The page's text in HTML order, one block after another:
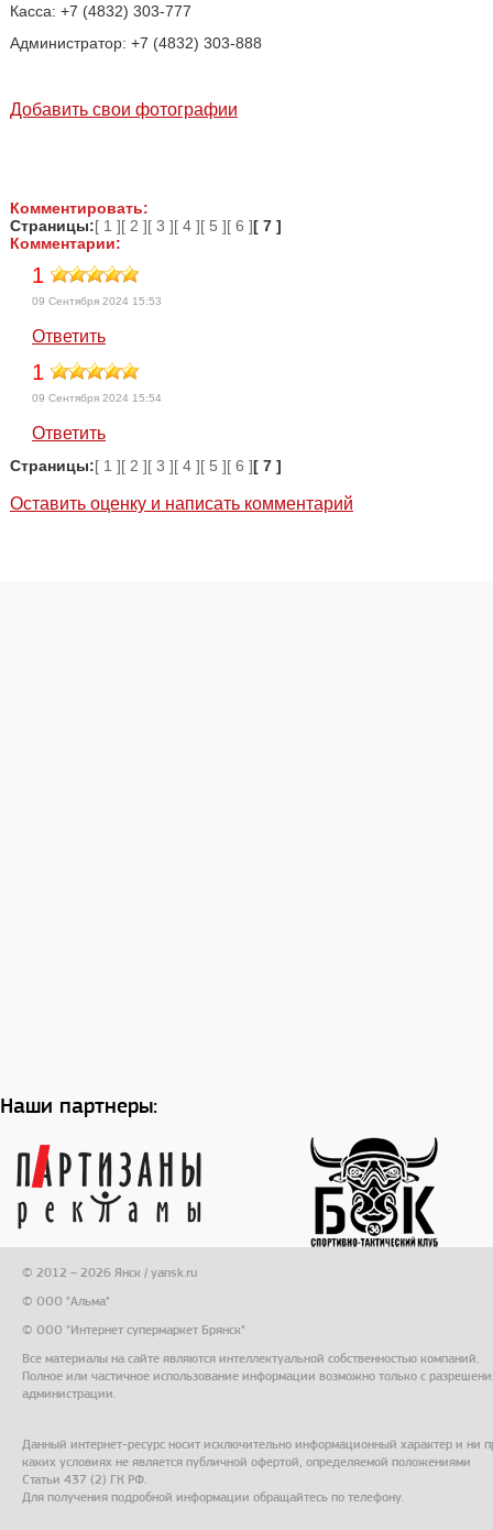
Касса: +7 (4832) 303-777
Администратор: +7 (4832) 303-888
Добавить свои фотографии
Комментировать:
Страницы:[ 1 ][ 2 ][ 3 ][ 4 ][ 5 ][ 6 ][ 7 ]
Комментарии:
09 Сентября 2024 15:53
Ответить
09 Сентября 2024 15:54
Ответить
Страницы:[ 1 ][ 2 ][ 3 ][ 4 ][ 5 ][ 6 ][ 7 ]
Оставить оценку и написать комментарий
Наши партнеры:
© 2012 – 2026 Янск / yansk.ru
© ООО "Альма"
© ООО "Интернет супермаркет Брянск"
Все материалы на сайте являются интеллектуальной собственностью компаний.
Полное или частичное использование информации возможно только с
администрации.
Данный интернет-ресурс носит исключительно информационный характер и ни
каких условиях не является публичной офертой, определяемой положениями
Статьи 437 (2) ГК РФ.
Для получения подробной информации обращайтесь по телефону.